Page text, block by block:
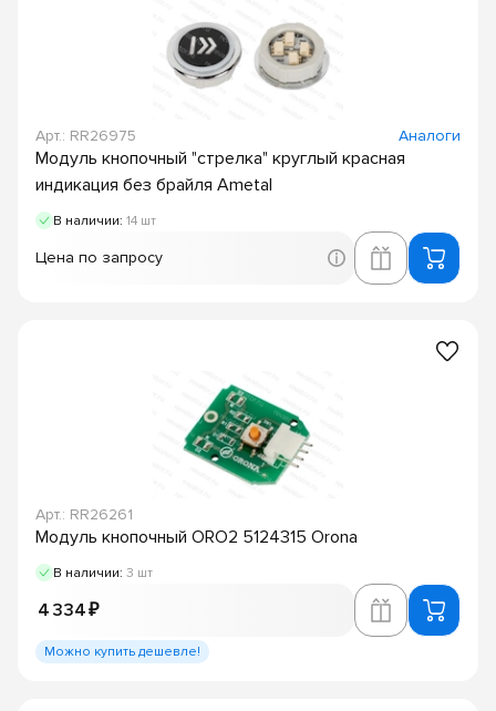
Арт.: RR26975 Аналоги
Модуль кнопочный "стрелка" круглый красная
индикация без брайля Ametal
В наличии: 14 шт
Цена по запросу
Арт.: RR26261
Модуль кнопочный ORO2 5124315 Orona
В наличии: 3 шт
4 334 ₽
Можно купить дешевле!